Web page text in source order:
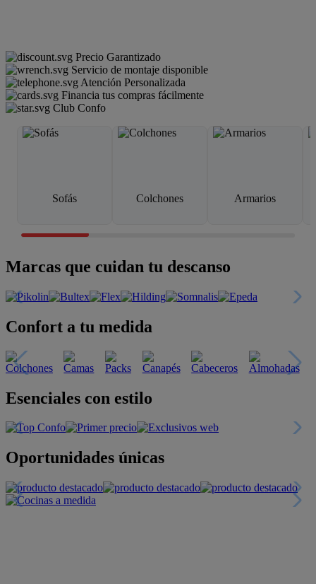
Precio Garantizado
Servicio de montaje disponible
Atención Personalizada
Financia tus compras fácilmente
Club Confo
Sofás Colchones Armarios
Marcas que cuidan tu descanso
Confort a tu medida
Esenciales con estilo
Oportunidades únicas